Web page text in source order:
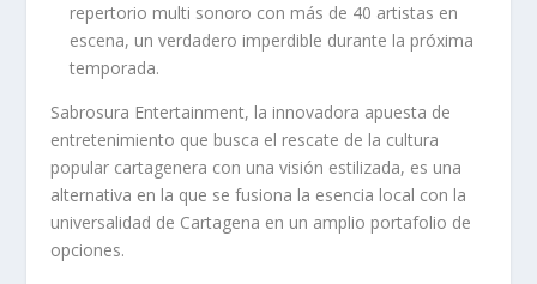
repertorio multi sonoro con más de 40 artistas en
escena, un verdadero imperdible durante la próxima
temporada.
Sabrosura Entertainment, la innovadora apuesta de
entretenimiento que busca el rescate de la cultura
popular cartagenera con una visión estilizada, es una
alternativa en la que se fusiona la esencia local con la
universalidad de Cartagena en un amplio portafolio de
opciones.